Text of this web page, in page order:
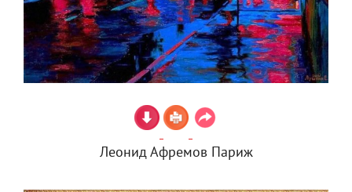
Леонид Афремов Париж